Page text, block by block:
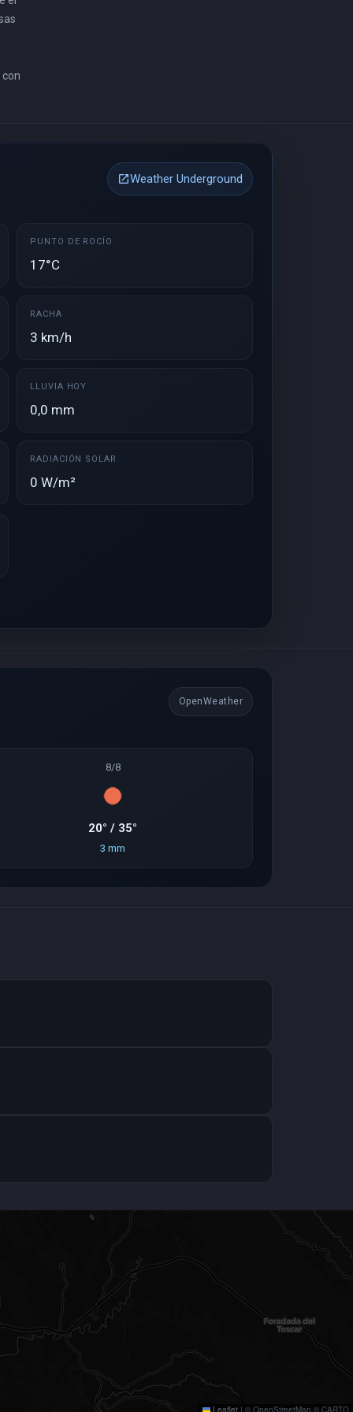
open_in_newWeather Underground
PUNTO DE ROCÍO
17°C
RACHA
3 km/h
LLUVIA HOY
0,0 mm
RADIACIÓN SOLAR
0 W/m²
OpenWeather
8/8
20° / 35°
3 mm
Leaflet | © OpenStreetMap © CARTO